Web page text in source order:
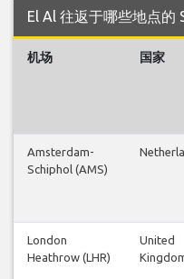
El Al 往返于哪些地点的
机场 国家
Amsterdam-
Schiphol (AMS)
London
Heathrow (LHR)
United